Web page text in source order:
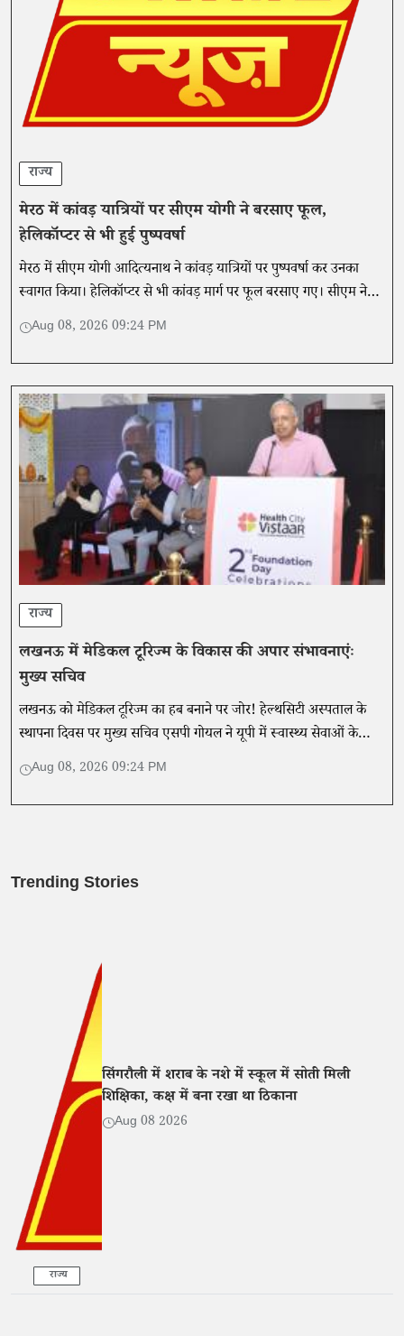
राज्य
मेरठ में कांवड़ यात्रियों पर सीएम योगी ने बरसाए फूल,
हेलिकॉप्टर से भी हुई पुष्पवर्षा
मेरठ में सीएम योगी आदित्यनाथ ने कांवड़ यात्रियों पर पुष्पवर्षा कर उनका
स्वागत किया। हेलिकॉप्टर से भी कांवड़ मार्ग पर फूल बरसाए गए। सीएम ने
यात्रा को एकता और समरसता का प्रतीक बताया।
Aug 08, 2026 09:24 PM
राज्य
लखनऊ में मेडिकल टूरिज्म के विकास की अपार संभावनाएंः
मुख्य सचिव
लखनऊ को मेडिकल टूरिज्म का हब बनाने पर जोर! हेल्थसिटी अस्पताल के
स्थापना दिवस पर मुख्य सचिव एसपी गोयल ने यूपी में स्वास्थ्य सेवाओं के
विस्तार और संभावनाओं पर की चर्चा।
Aug 08, 2026 09:24 PM
Trending Stories
राज्य
सिंगरौली में शराब के नशे में स्कूल में सोती मिली
शिक्षिका, कक्ष में बना रखा था ठिकाना
Aug 08 2026